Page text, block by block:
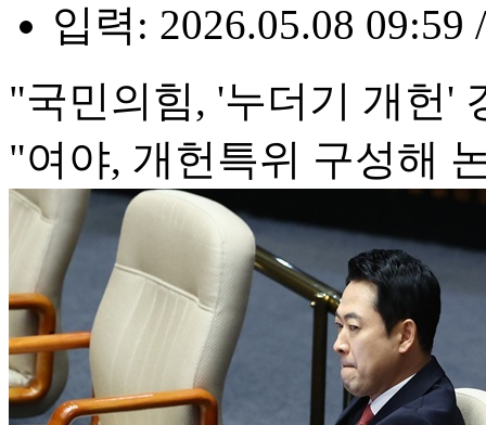
입력: 2026.05.08 09:59
"국민의힘, '누더기 개헌'
"여야, 개헌특위 구성해